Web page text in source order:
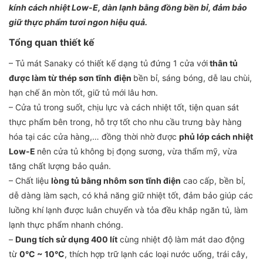
kính cách nhiệt Low-E, dàn lạnh bằng đồng bền bỉ, đảm bảo
giữ thực phẩm tươi ngon hiệu quả.
Tổng quan thiết kế
– Tủ mát Sanaky có thiết kế dạng tủ đứng 1 cửa vớithân tủ
được làm từ thép sơn tĩnh điện bền bỉ, sáng bóng, dễ lau chùi,
hạn chế ăn mòn tốt, giữ tủ mới lâu hơn.
– Cửa tủ trong suốt, chịu lực và cách nhiệt tốt, tiện quan sát
thực phẩm bên trong, hỗ trợ tốt cho nhu cầu trưng bày hàng
hóa tại các cửa hàng,… đồng thời nhờ được phủ lớp cách nhiệt
Low-E nên cửa tủ không bị đọng sương, vừa thẩm mỹ, vừa
tăng chất lượng bảo quản.
– Chất liệu lòng tủ bằng nhôm sơn tĩnh điện cao cấp, bền bỉ,
dễ dàng làm sạch, có khả năng giữ nhiệt tốt, đảm bảo giúp các
luồng khí lạnh được luân chuyển và tỏa đều khắp ngăn tủ, làm
lạnh thực phẩm nhanh chóng.
– Dung tích sử dụng 400 lít cùng nhiệt độ làm mát dao động
từ 0°C ~ 10°C, thích hợp trữ lạnh các loại nước uống, trái cây,